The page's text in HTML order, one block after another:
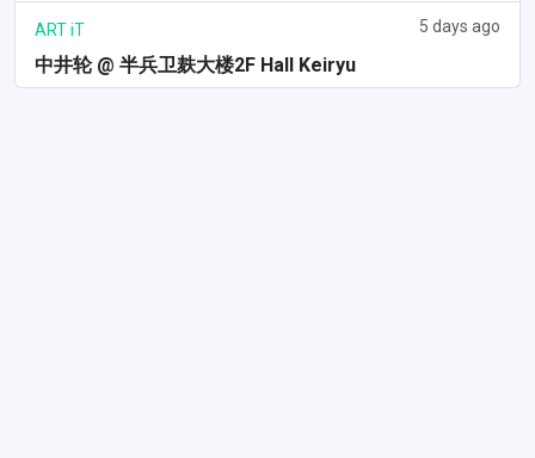
ART iT 5 days ago
中井轮 @ 半兵卫麸大楼2F Hall Keiryu